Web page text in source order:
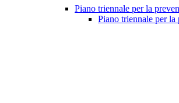
Piano triennale per la
Piano triennale per